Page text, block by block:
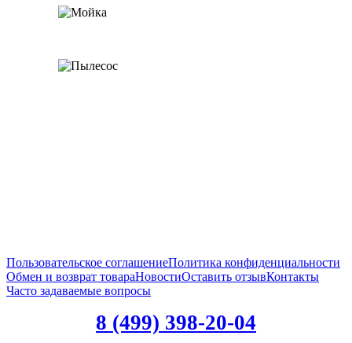
Пользовательское соглашениеПолитика конфиденциальности
Обмен и возврат товараНовостиОставить отзывКонтакты
Часто задаваемые вопросы
8 (499) 398-20-04